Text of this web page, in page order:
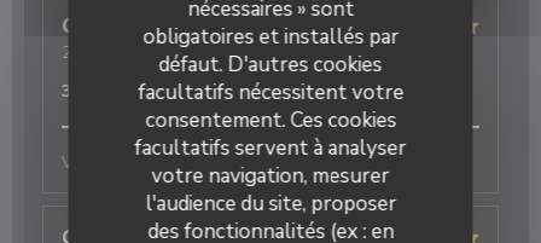
nécessaires » sont
obligatoires et installés par
défaut. D'autres cookies
facultatifs nécessitent votre
consentement. Ces cookies
facultatifs servent à analyser
votre navigation, mesurer
l'audience du site, proposer
des fonctionnalités (ex : en
Gerard
2026-08-04
- 20:45 - Couverts 2
Ambiance:5/5 Cuisine:5/5 Qualité / Prix
3
Very friendly staff and excellent cuisine
Cordula
Z